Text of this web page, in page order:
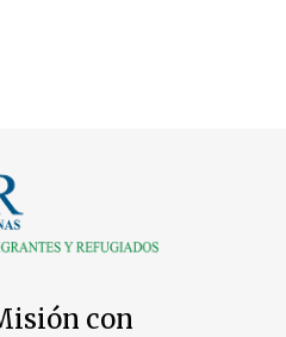
con